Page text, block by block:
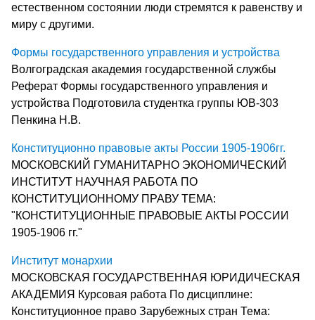
естественном состоянии люди стремятся к равенству и
миру с другими.
Формы государственного управления и устройства
Волгоградская академия государственной службы
Реферат Формы государственного управления и
устройства Подготовила студентка группы ЮВ-303
Пенкина Н.В.
Конституционно правовые акты России 1905-1906гг.
МОСКОВСКИЙ ГУМАНИТАРНО ЭКОНОМИЧЕСКИЙ
ИНСТИТУТ НАУЧНАЯ РАБОТА ПО
КОНСТИТУЦИОННОМУ ПРАВУ ТЕМА:
"КОНСТИТУЦИОННЫЕ ПРАВОВЫЕ АКТЫ РОССИИ
1905-1906 гг."
Институт монархии
МОСКОВСКАЯ ГОСУДАРСТВЕННАЯ ЮРИДИЧЕСКАЯ
АКАДЕМИЯ Курсовая работа По дисциплине:
Конституционное право Зарубежных стран Тема: